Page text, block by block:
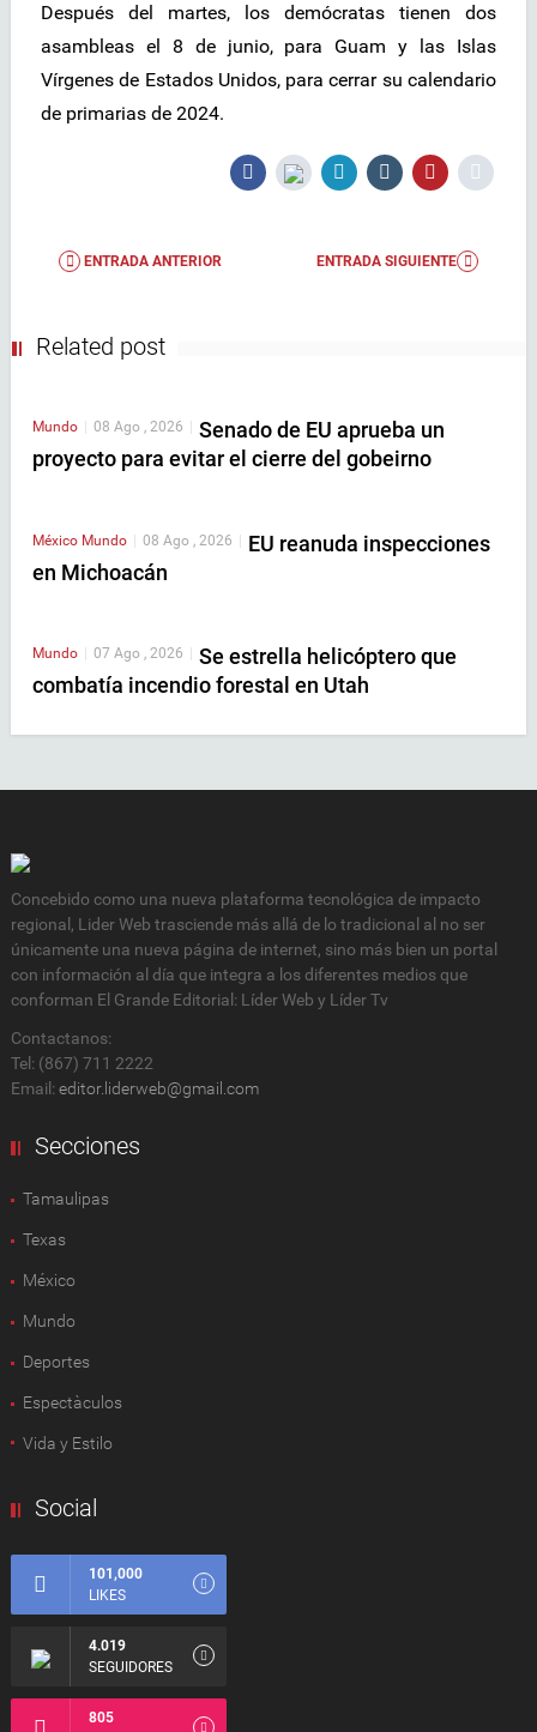
Después del martes, los demócratas tienen dos
asambleas el 8 de junio, para Guam y las Islas
Vírgenes de Estados Unidos, para cerrar su calendario
de primarias de 2024.
ENTRADA ANTERIOR ENTRADA SIGUIENTE
Related post
Mundo 08 Ago , 2026
Senado de EU aprueba un
proyecto para evitar el cierre del gobeirno
México Mundo | 08 Ago , 2026 | EU reanuda inspecciones
en Michoacán
Mundo 07 Ago , 2026
Se estrella helicóptero que
combatía incendio forestal en Utah
Concebido como una nueva plataforma tecnológica de impacto
regional, Lider Web trasciende más allá de lo tradicional al no ser
únicamente una nueva página de internet, sino más bien un portal
con información al día que integra a los diferentes medios que
conforman El Grande Editorial: Líder Web y Líder Tv
Contactanos:
Tel: (867) 711 2222
Email: editor.liderweb@gmail.com
Secciones
Tamaulipas
Texas
México
Mundo
Deportes
Espectàculos
Vida y Estilo
Social
101,000
LIKES
4.019
SEGUIDORES
805